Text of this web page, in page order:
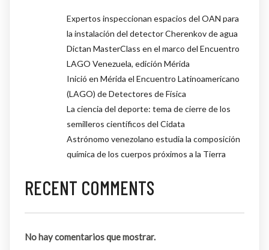
Expertos inspeccionan espacios del OAN para
la instalación del detector Cherenkov de agua
Dictan MasterClass en el marco del Encuentro
LAGO Venezuela, edición Mérida
Inició en Mérida el Encuentro Latinoamericano
(LAGO) de Detectores de Física
La ciencia del deporte: tema de cierre de los
semilleros científicos del Cidata
Astrónomo venezolano estudia la composición
química de los cuerpos próximos a la Tierra
RECENT COMMENTS
No hay comentarios que mostrar.